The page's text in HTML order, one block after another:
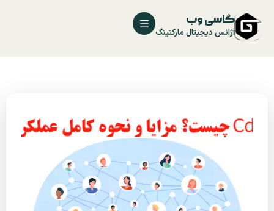
گاسی وب
آژانس دیجیتال مارکتینگ